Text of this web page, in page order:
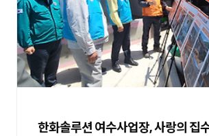
한화솔루션 여수사업장, 사랑의 집